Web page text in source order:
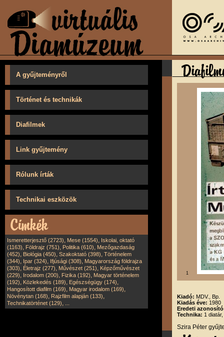
A gyűjteményről
Történet és technikák
Diafilmek
Link gyűjtemény
Rólunk írták
Technikai eszközök
Ismeretterjesztő (2723), Mese (1554), Iskolai, oktató
(1163), Földrajz (751), Politika (610), Mezőgazdaság
(452), Biológia (450), Szakoktató (398), Történelem
(344), Ipar (324), Ifjúsági (308), Magyarország földrajza
(303), Életrajz (277), Művészet (251), Képzőművészet
(229), Irodalom (200), Fizika (192), Magyar történelem
(192), Közlekedés (189), Egészségügy (174),
Hangosított diafilm (169), Magyar irodalom (169),
Növénytan (168), Rajzfilm alapján (133),
Technikatörténet (129),
1
Kiadó: MDV., Bp.
Kiadás éve: 1980
Eredeti
Technika: 1
Szira Péter